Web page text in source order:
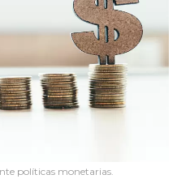
políticas monetarias.